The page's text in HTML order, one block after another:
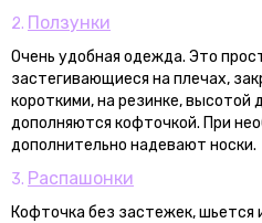
2. Ползунки
Очень удобная одежда. Это
застегивающиеся на плечах,
короткими, на резинке, высотой
дополняются кофточкой. При
дополнительно надевают носки.
3. Распашонки
Кофточка без застежек, шьется